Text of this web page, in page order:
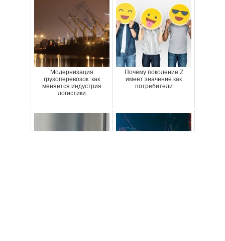
Модернизация
грузоперевозок: как
меняется индустрия
логистики
Почему поколение Z
имеет значение как
потребители